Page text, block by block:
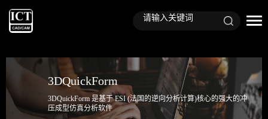
3DQuickForm
3DQuickForm 是基于 ESI (法国的逆向分析计算)核心的强大的冲
压成型仿真分析软件